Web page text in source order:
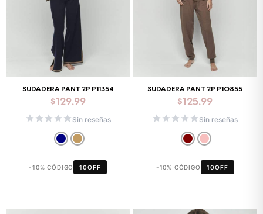
SUDADERA PANT 2P P11354
$129.99
Sin reseñas
-10% CÓDIGO 10OFF
SUDADERA PANT 2P P10855
$125.99
Sin reseñas
-10% CÓDIGO 10OFF